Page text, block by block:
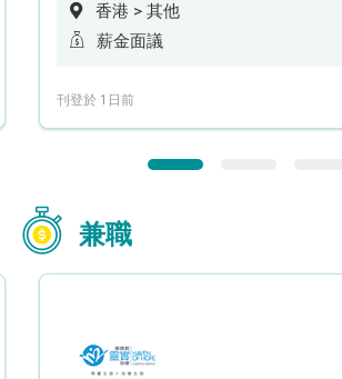
香港 > 其他
薪金面議
刊登於 1日前
兼職